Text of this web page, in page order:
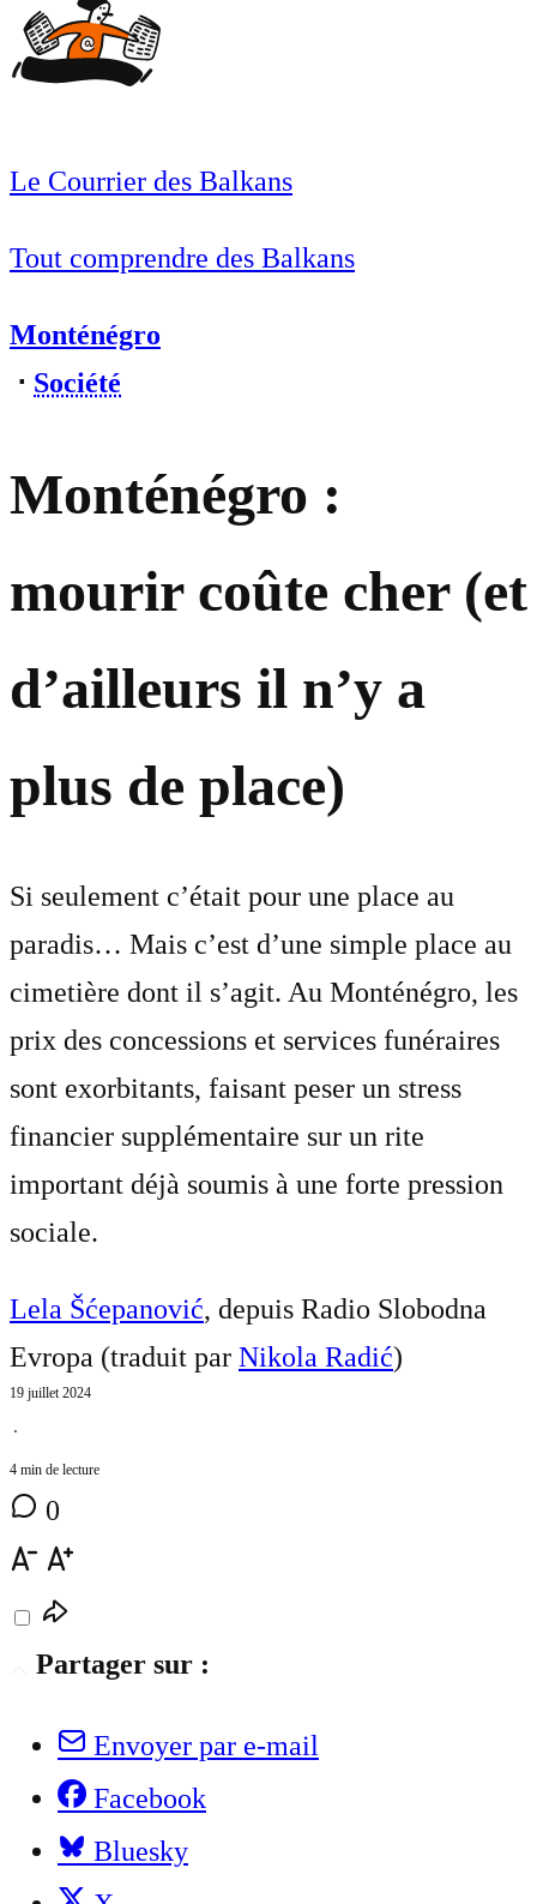
Le Courrier des Balkans
Tout comprendre des Balkans
Monténégro
⋅ Société
Monténégro :
mourir coûte cher (et
d’ailleurs il n’y a
plus de place)
Si seulement c’était pour une place au
paradis… Mais c’est d’une simple place au
cimetière dont il s’agit. Au Monténégro, les
prix des concessions et services funéraires
sont exorbitants, faisant peser un stress
financier supplémentaire sur un rite
important déjà soumis à une forte pression
sociale.
Lela Šćepanović, depuis Radio Slobodna
Evropa (traduit par Nikola Radić)
19 juillet 2024
⋅
4 min de lecture
0
Partager sur :
Envoyer par e-mail
Facebook
Bluesky